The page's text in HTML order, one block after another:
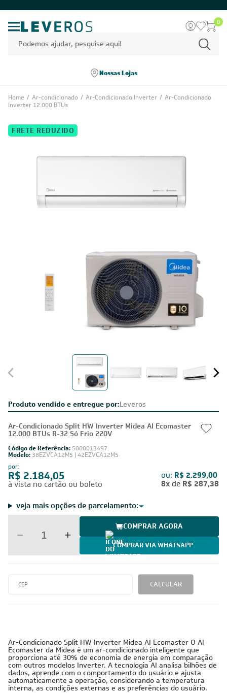
0
Nossas Lojas
Home / Ar-condicionado / Ar-Condicionado Inverter / Ar-Condicionado
Inverter 12.000 BTUs
Produto vendido e entregue por:Leveros
Ar-Condicionado Split HW Inverter Midea AI Ecomaster
12.000 BTUs R-32 Só Frio 220V
Código de Referência: 5000013497
Modelo: 38EZVCA12M5 | 42EZVCA12M5
por:
R$ 2.184,05
à vista no cartão ou boleto
ou: R$ 2.299,00
8x de R$ 287,38
veja mais opções de parcelamento:
COMPRAR AGORA
COMPRAR VIA WHATSAPP
CALCULAR
Ar-Condicionado Split HW Inverter Midea AI Ecomaster O AI
Ecomaster da Midea é um ar-condicionado inteligente que
proporciona até 30% de economia de energia em comparação
com outros modelos Inverter. A tecnologia AI analisa bilhões de
dados, aprende com o comportamento do usuário e ajusta
automaticamente a operação, considerando a temperatura
interna, as condições externas e as preferências do usuário.
FRETE REDUZIDO